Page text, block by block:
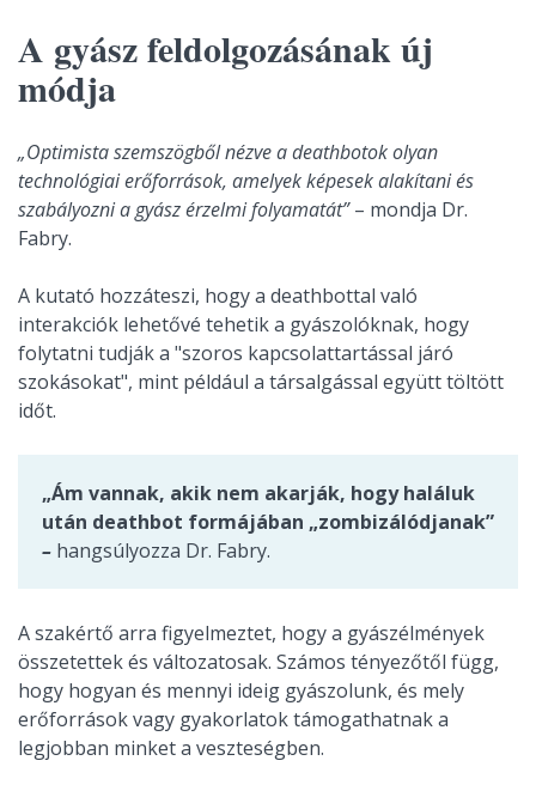
A gyász feldolgozásának új
módja
„Optimista szemszögből nézve a deathbotok olyan
technológiai erőforrások, amelyek képesek alakítani és
szabályozni a gyász érzelmi folyamatát”– mondja Dr.
Fabry.
A kutató hozzáteszi, hogy a deathbottal való
interakciók lehetővé tehetik a gyászolóknak, hogy
folytatni tudják a "szoros kapcsolattartással járó
szokásokat", mint például a társalgással együtt töltött
időt.
„Ám vannak, akik nem akarják, hogy haláluk
után deathbot formájában „zombizálódjanak”
– hangsúlyozza Dr. Fabry.
A szakértő arra figyelmeztet, hogy a gyászélmények
összetettek és változatosak. Számos tényezőtől függ,
hogy hogyan és mennyi ideig gyászolunk, és mely
erőforrások vagy gyakorlatok támogathatnak a
legjobban minket a veszteségben.